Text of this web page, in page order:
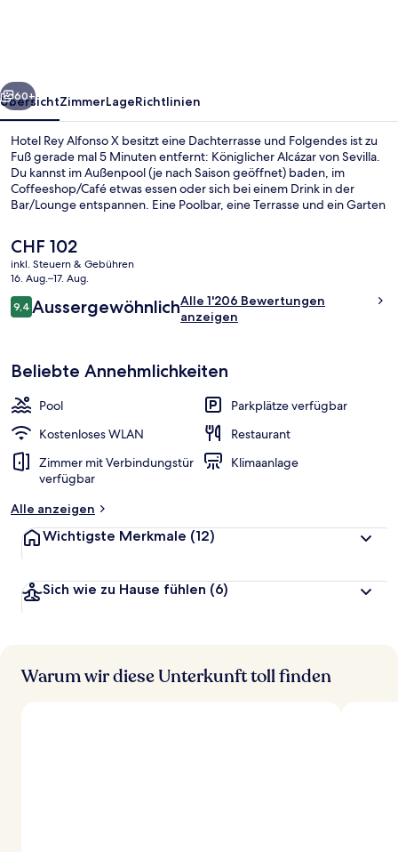
Weiter
60+
ÜbersichtZimmerLageRichtlinien
Hotel Rey Alfonso X besitzt eine Dachterrasse und Folgendes ist zu
Fuß gerade mal 5 Minuten entfernt: Königlicher Alcázar von Sevilla.
Du kannst im Außenpool (je nach Saison geöffnet) baden, im
Coffeeshop/Café etwas essen oder sich bei einem Drink in der
Bar/Lounge entspannen. Eine Poolbar, eine Terrasse und ein Garten
und das hilfsbereite Personal. Die Unterkunft ist nur einen kurzen
Fußmarsch von den öffentlichen Verkehrsmitteln entfernt: Zur U-
Bahn läuft man 10 Minuten (Straßenbahnhaltestelle Archivo de
Indias) bzw. 10 Minuten (Straßenbahnhaltestelle Plaza Nueva).
Der
aktuelle
Preis
CHF 102.
CHF 102
inkl. Steuern & Gebühren
16. Aug.–17. Aug.
Bewertungen
9,49,4 von 10.
AussergewöhnlichAlle 1'206 Bewertungen
anzeigen
Beliebte Annehmlichkeiten
Pool
Parkplätze verfügbar
Kostenloses WLAN
Restaurant
Zimmer mit Verbindungstür
verfügbar
Klimaanlage
Alle anzeigen
Wichtigste Merkmale (12)
Sich wie zu Hause fühlen (6)
Warum wir diese Unterkunft toll finden